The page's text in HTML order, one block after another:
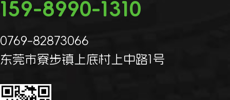
159-8990-1310
0769-82873066
东莞市寮步镇上底村上中路1号